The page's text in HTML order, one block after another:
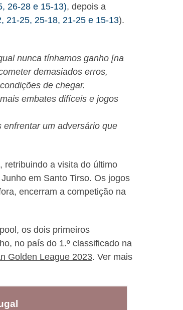
26-28 e 15-13), depois a
21-25, 25-18, 21-25 e 15-13).
nunca tínhamos ganho [na
demasiados erros,
de chegar.
embates difíceis e jogos
um adversário que
retribuindo a visita do último
em Santo Tirso. Os jogos
encerram a competição na
os dois primeiros
no país do 1.º classificado na
Golden League 2023. Ver mais